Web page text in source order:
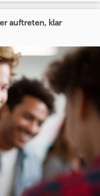
auftreten, klar